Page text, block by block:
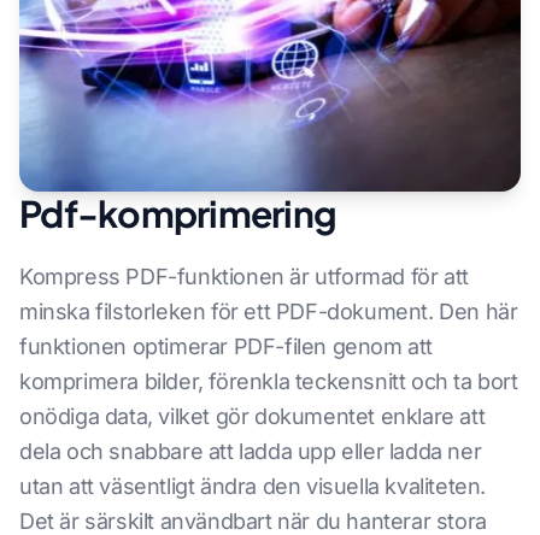
Pdf-komprimering
Kompress PDF-funktionen är utformad för att
minska filstorleken för ett PDF-dokument. Den här
funktionen optimerar PDF-filen genom att
komprimera bilder, förenkla teckensnitt och ta bort
onödiga data, vilket gör dokumentet enklare att
dela och snabbare att ladda upp eller ladda ner
utan att väsentligt ändra den visuella kvaliteten.
Det är särskilt användbart när du hanterar stora